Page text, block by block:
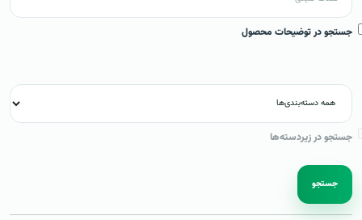
جستجو در توضیحات محصول
جستجو در زیردسته‌ها
جستجو